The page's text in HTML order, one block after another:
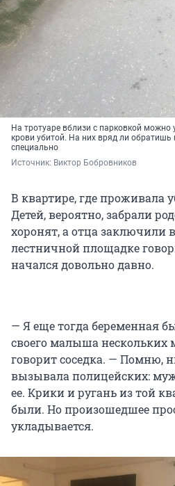
На тротуаре вблизи с парковкой можно
крови убитой. На них вряд ли
специально
Источник: Виктор Бобровников
В квартире, где проживала
Детей, вероятно, забрали
хоронят, а отца заключили
лестничной площадке
начался довольно давно.
— Я еще тогда беременная
своего малыша нескольких
говорит соседка. — Помню,
вызывала полицейских:
ее. Крики и ругань из той
были. Но произошедшее
укладывается.